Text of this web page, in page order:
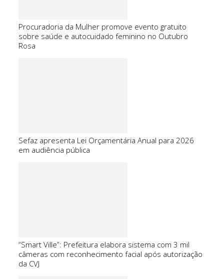
Procuradoria da Mulher promove evento gratuito
sobre saúde e autocuidado feminino no Outubro
Rosa
Sefaz apresenta Lei Orçamentária Anual para 2026
em audiência pública
“Smart Ville”: Prefeitura elabora sistema com 3 mil
câmeras com reconhecimento facial após autorização
da CVJ